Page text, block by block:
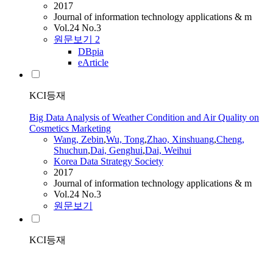
2017
Journal of information technology applications & m
Vol.24 No.3
원문보기 2
DBpia
eArticle
KCI등재
Big Data Analysis of Weather Condition and Air Quality on
Cosmetics Marketing
Wang, Zebin,Wu, Tong,Zhao, Xinshuang,Cheng,
Shuchun,Dai, Genghui,Dai, Weihui
Korea Data Strategy Society
2017
Journal of information technology applications & m
Vol.24 No.3
원문보기
KCI등재